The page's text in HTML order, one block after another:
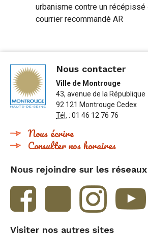
urbanisme contre un
courrier recommandé AR
Nous contacter
Ville de Montrouge
43, avenue de la République
92 121 Montrouge Cedex
Tél.
: 01 46 12 76 76
Nous écrire
Consulter nos horaires
Nous rejoindre sur les réseaux
Visiter nos autres sites